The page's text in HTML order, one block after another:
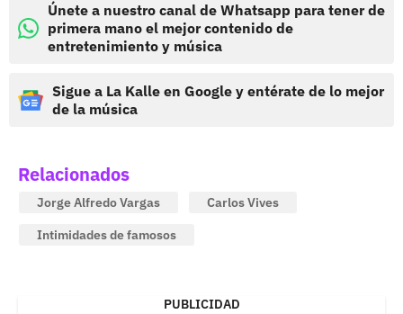
Únete a nuestro canal de Whatsapp para tener de
primera mano el mejor contenido de
entretenimiento y música
Sigue a La Kalle en Google y entérate de lo mejor
de la música
Relacionados
Jorge Alfredo Vargas
Carlos Vives
Intimidades de famosos
PUBLICIDAD